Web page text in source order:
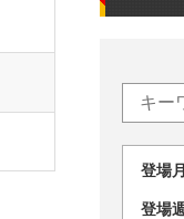
登
登